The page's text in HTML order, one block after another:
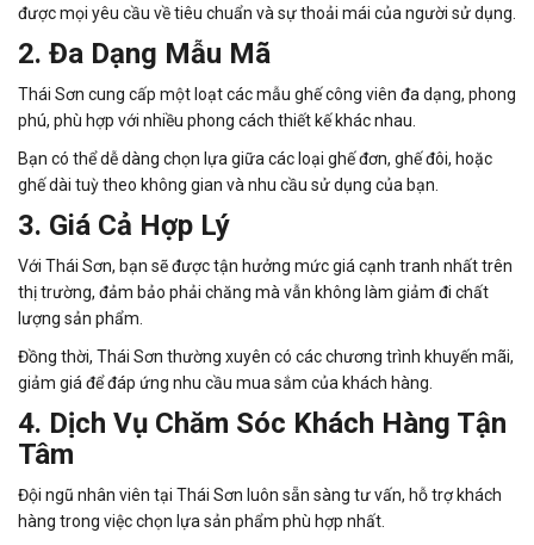
được mọi yêu cầu về tiêu chuẩn và sự thoải mái của người sử dụng.
2. Đa Dạng Mẫu Mã
Thái Sơn cung cấp một loạt các mẫu ghế công viên đa dạng, phong
phú, phù hợp với nhiều phong cách thiết kế khác nhau.
Bạn có thể dễ dàng chọn lựa giữa các loại ghế đơn, ghế đôi, hoặc
ghế dài tuỳ theo không gian và nhu cầu sử dụng của bạn.
3. Giá Cả Hợp Lý
Với Thái Sơn, bạn sẽ được tận hưởng mức giá cạnh tranh nhất trên
thị trường, đảm bảo phải chăng mà vẫn không làm giảm đi chất
lượng sản phẩm.
Đồng thời, Thái Sơn thường xuyên có các chương trình khuyến mãi,
giảm giá để đáp ứng nhu cầu mua sắm của khách hàng.
4. Dịch Vụ Chăm Sóc Khách Hàng Tận
Tâm
Đội ngũ nhân viên tại Thái Sơn luôn sẵn sàng tư vấn, hỗ trợ khách
hàng trong việc chọn lựa sản phẩm phù hợp nhất.